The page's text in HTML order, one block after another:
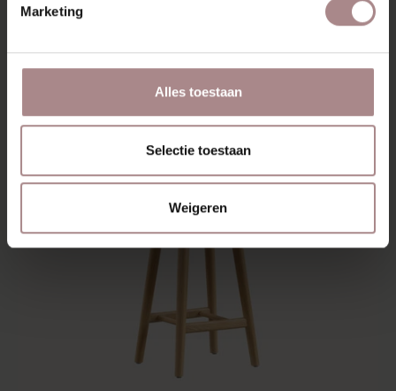
Marketing
Alles toestaan
Selectie toestaan
Weigeren